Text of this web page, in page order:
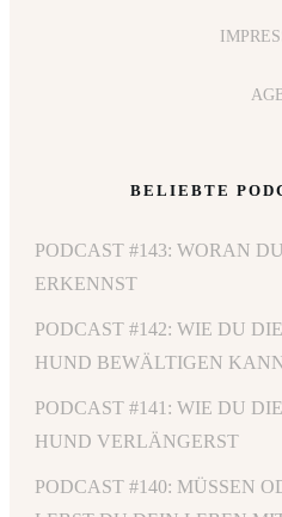
BELIEBTE
PODCAST #143: WORAN DU
RKENNST
PODCAST #142: WIE DU
HUND BEWÄLTIGEN
PODCAST #141: WIE DU
HUND VERLÄNGERST
PODCAST #140: MÜSSEN